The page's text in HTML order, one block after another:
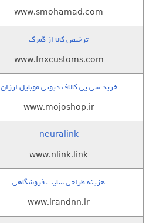
www.smohamad.com
ترخیص کالا از گمرک
www.fnxcustoms.com
خرید سی پی کالاف دیوتی موبایل ارزان
www.mojoshop.ir
neuralink
www.nlink.link
هزینه طراحی سایت فروشگاهی
www.irandnn.ir